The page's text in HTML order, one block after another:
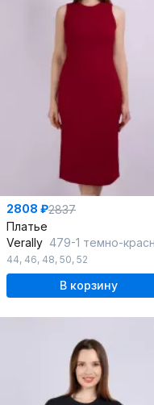
2808 ₽2837
Платье
Verally 479-1 темно-
44, 46, 48, 50, 52
В корзину